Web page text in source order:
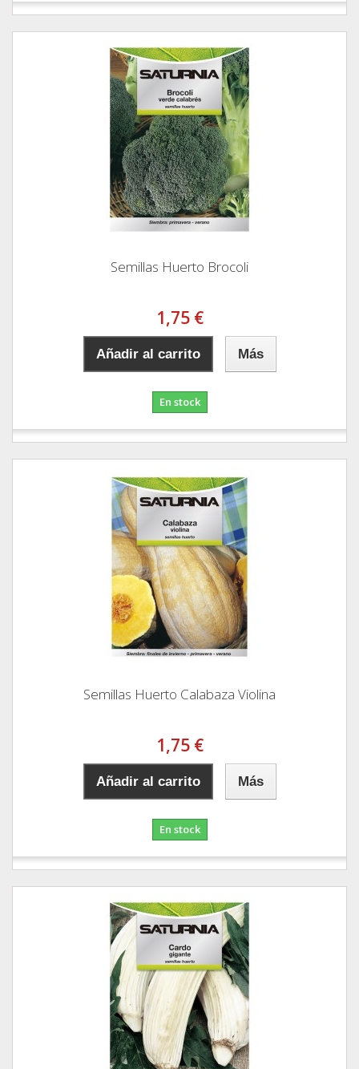
Semillas Huerto Brocoli
1,75 €
Añadir al carrito Más
En stock
Semillas Huerto Calabaza Violina
1,75 €
Añadir al carrito Más
En stock